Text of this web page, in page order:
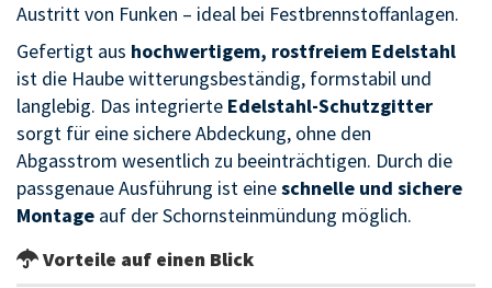
Austritt von Funken – ideal bei Festbrennstoffanlagen.
Gefertigt aus hochwertigem, rostfreiem Edelstahl
ist die Haube witterungsbeständig, formstabil und
langlebig. Das integrierte Edelstahl-Schutzgitter
sorgt für eine sichere Abdeckung, ohne den
Abgasstrom wesentlich zu beeinträchtigen. Durch die
passgenaue Ausführung ist eineschnelle und sichere
Montage auf der Schornsteinmündung möglich.
Vorteile auf einen Blick